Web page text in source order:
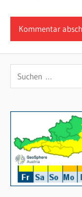
Suchen
nach: